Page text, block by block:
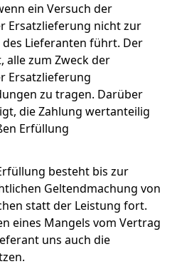
ein Versuch der
Ersatzlieferung nicht zur
Lieferanten führt. Der
alle zum Zweck der
Ersatzlieferung
zu tragen. Darüber
die Zahlung wertanteilig
Erfüllung
besteht bis zur
Geltendmachung von
statt der Leistung fort.
eines Mangels vom Vertrag
uns auch die